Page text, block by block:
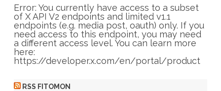
r
i
e
s
Error: You currently have access to a subset
of X API V2 endpoints and limited v1.1
endpoints (e.g. media post, oauth) only. If you
need access to this endpoint, you may need
a different access level. You can learn more
here:
https://developer.x.com/en/portal/product
RSS FITOMON